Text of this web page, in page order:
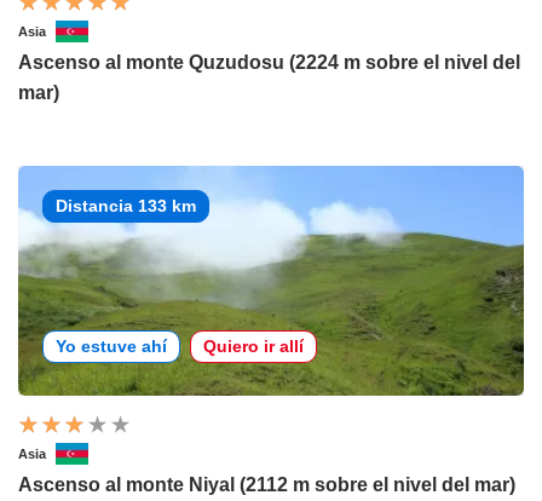
Asia
Ascenso al monte Quzudosu (2224 m sobre el nivel del
mar)
Distancia 133 km
Yo estuve ahí Quiero ir allí
Asia
Ascenso al monte Niyal (2112 m sobre el nivel del mar)